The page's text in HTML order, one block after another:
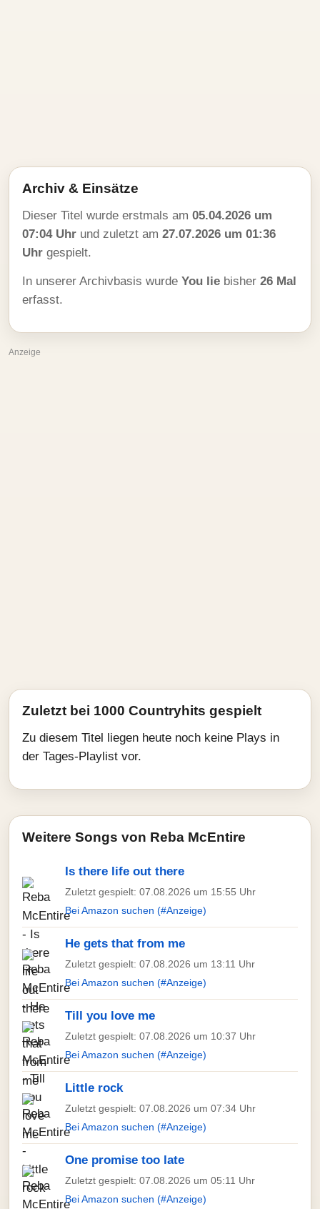
Archiv & Einsätze
Dieser Titel wurde erstmals am 05.04.2026 um
07:04 Uhr und zuletzt am 27.07.2026 um 01:36
Uhr gespielt.
In unserer Archivbasis wurde You lie bisher 26 Mal
erfasst.
Anzeige
Zuletzt bei 1000 Countryhits gespielt
Zu diesem Titel liegen heute noch keine Plays in
der Tages-Playlist vor.
Weitere Songs von Reba McEntire
Is there life out there
Zuletzt gespielt: 07.08.2026 um 15:55 Uhr
Bei Amazon suchen (#Anzeige)
He gets that from me
Zuletzt gespielt: 07.08.2026 um 13:11 Uhr
Bei Amazon suchen (#Anzeige)
Till you love me
Zuletzt gespielt: 07.08.2026 um 10:37 Uhr
Bei Amazon suchen (#Anzeige)
Little rock
Zuletzt gespielt: 07.08.2026 um 07:34 Uhr
Bei Amazon suchen (#Anzeige)
One promise too late
Zuletzt gespielt: 07.08.2026 um 05:11 Uhr
Bei Amazon suchen (#Anzeige)